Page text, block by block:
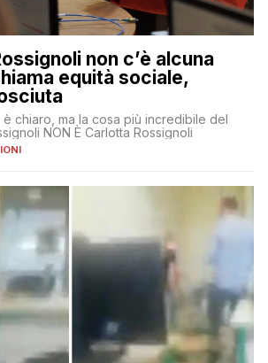
non c’è alcuna
equità sociale,
chiaro, ma la cosa più incredibile del
NON È Carlotta Rossignoli